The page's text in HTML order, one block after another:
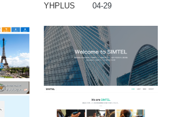
YHPLUS 04-29